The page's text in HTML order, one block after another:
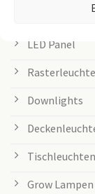
Büroleuchten
LED Panel
Downlights
Tischleuchten
Grow Lampen